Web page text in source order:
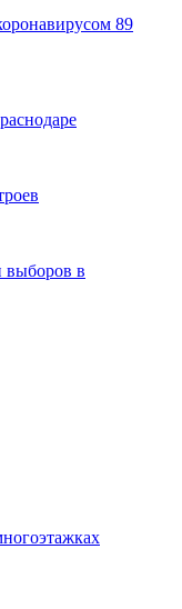
89
выборов в